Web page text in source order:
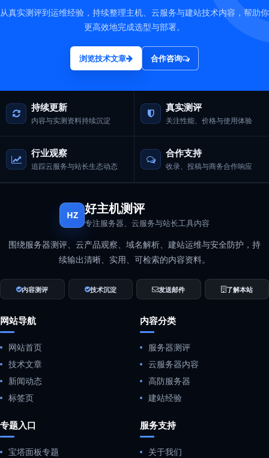
从真实测评到运维经验，持续整理主机、云服务与建站技术内容，帮助你
更高效地完成选型与部署。
浏览技术文章 合作咨询
持续更新
内容与实测资料持续沉淀
真实测评
关注性能、价格与使用体验
行业观察
追踪云服务与站长生态动态
合作支持
收录、投稿与商务合作响应
HZ 好主机测评
专注服务器、云服务与站长工具内容
围绕服务器测评、云产品观察、域名解析、建站运维与安全防护，持
续输出清晰、实用、可检索的内容资料。
内容测评 技术沉淀 发送邮件 了解本站
网站导航
网站首页
技术文章
新闻动态
标签页
内容分类
服务器测评
云服务器内容
高防服务器
建站经验
专题入口
宝塔面板专题
服务支持
关于我们